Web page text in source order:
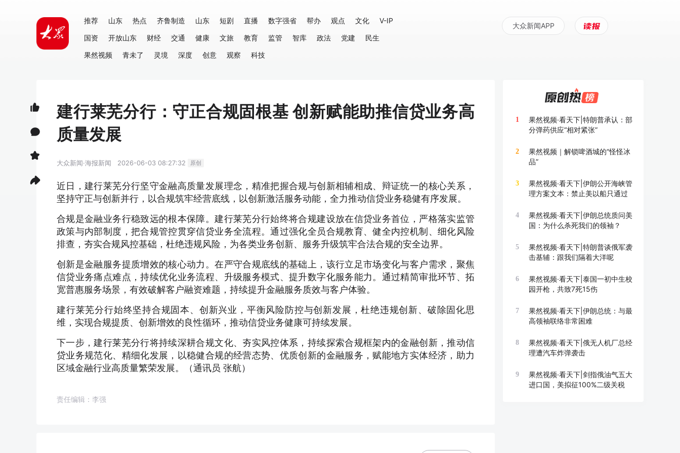
推荐 山东 热点 齐鲁制造 山东 短剧 直播 数字强省 帮办 观点 文化
V-IP
国资
开放山东 财经 交通 健康 文旅 教育 监管 智库 政法 党建
民生
果然视频
青未了 灵境 深度 创意 观察 科技
大众新闻APP
建行莱芜分行：守正合规固根基 创新赋能助推信贷业务高
质量发展
大众新闻·海报新闻 2026-06-03 08:27:32 原创
近日，建行莱芜分行坚守金融高质量发展理念，精准把握合规与创新相辅相成、辩证统一的核心关系，
坚持守正与创新并行，以合规筑牢经营底线，以创新激活服务动能，全力推动信贷业务稳健有序发展。
合规是金融业务行稳致远的根本保障。建行莱芜分行始终将合规建设放在信贷业务首位，严格落实监管
政策与内部制度，把合规管控贯穿信贷业务全流程。通过强化全员合规教育、健全内控机制、细化风险
排查，夯实合规风控基础，杜绝违规风险，为各类业务创新、服务升级筑牢合法合规的安全边界。
创新是金融服务提质增效的核心动力。在严守合规底线的基础上，该行立足市场变化与客户需求，聚焦
信贷业务痛点难点，持续优化业务流程、升级服务模式、提升数字化服务能力。通过精简审批环节、拓
宽普惠服务场景，有效破解客户融资难题，持续提升金融服务质效与客户体验。
建行莱芜分行始终坚持合规固本、创新兴业，平衡风险防控与创新发展，杜绝违规创新、破除固化思
维，实现合规提质、创新增效的良性循环，推动信贷业务健康可持续发展。
下一步，建行莱芜分行将持续深耕合规文化、夯实风控体系，持续探索合规框架内的金融创新，推动信
贷业务规范化、精细化发展，以稳健合规的经营态势、优质创新的金融服务，赋能地方实体经济，助力
区域金融行业高质量繁荣发展。（通讯员 张航）
责任编辑：李强
1
果然视频·看天下|特朗普承认：部
分弹药供应“相对紧张”
2
果然视频｜解锁啤酒城的“怪怪冰
品”
3
果然视频·看天下|伊朗公开海峡管
理方案文本：禁止美以船只通过
4
果然视频·看天下|伊朗总统质问美
国：为什么杀死我们的领袖？
5
果然视频·看天下|特朗普谈俄军袭
击基辅：跟我们隔着大洋呢
6
果然视频·看天下|泰国一初中生校
园开枪，共致7死15伤
7
果然视频·看天下|伊朗总统：与最
高领袖联络非常困难
8
果然视频·看天下|俄无人机厂总经
理遭汽车炸弹袭击
9
果然视频·看天下|剑指俄油气五大
进口国，美拟征100%二级关税